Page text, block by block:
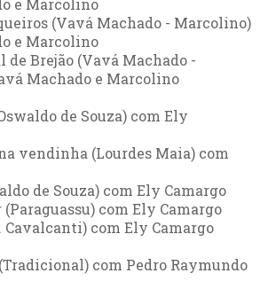
e Marcolino
(Vavá Machado - Marcolino)
e Marcolino
de Brejão (Vavá Machado -
Machado e Marcolino
de Souza) com Ely
vendinha (Lourdes Maia) com
de Souza) com Ely Camargo
com Ely Camargo
Cavalcanti) com Ely Camargo
com Pedro Raymundo